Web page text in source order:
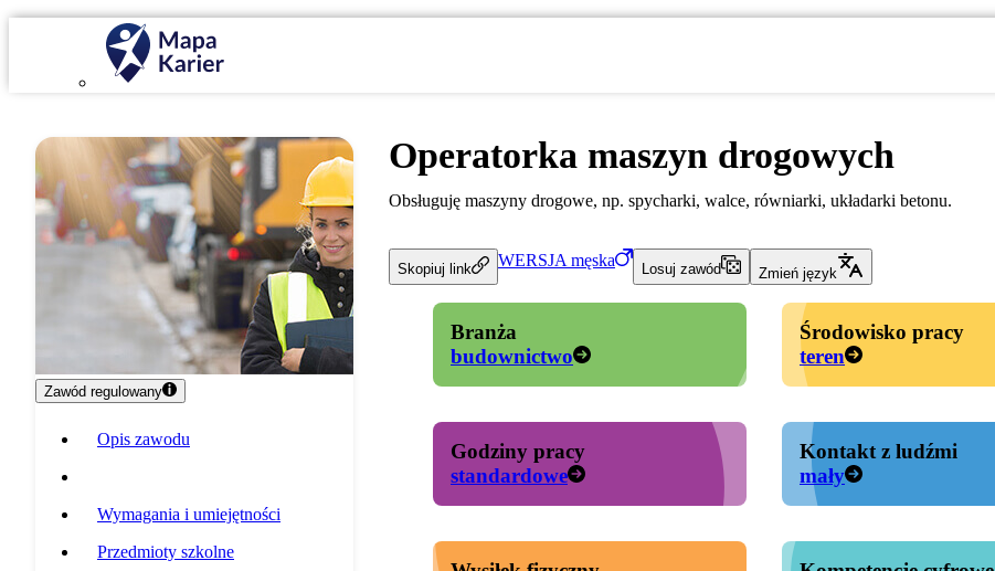
Zawód regulowany
Opis zawodu
Wymagania i umiejętności
Przedmioty szkolne
Operatorka maszyn drogowych
Obsługuję maszyny drogowe, np. spycharki, walce, równiarki, układarki betonu.
Skopiuj link WERSJA męska
Losuj zawód Zmień język
Branża
budownictwo
Środowisko pracy
teren
Godziny pracy
standardowe
Kontakt z ludźmi
mały